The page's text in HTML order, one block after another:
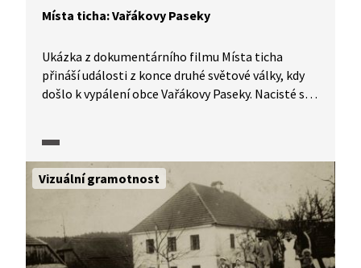
Místa ticha: Vařákovy Paseky
Ukázka z dokumentárního filmu Místa ticha
přináší události z konce druhé světové války, kdy
došlo k vypálení obce Vařákovy Paseky. Nacisté se
záběry, výpovědi pamětníků, historiků
a psychiatričky. Vhodná pro střední školy, je
emocionálně náročná.
Vizuální gramotnost